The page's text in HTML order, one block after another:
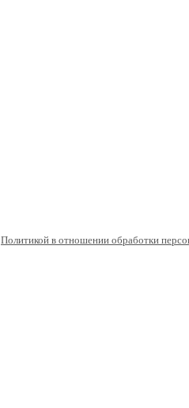
Политикой в отношении обработки